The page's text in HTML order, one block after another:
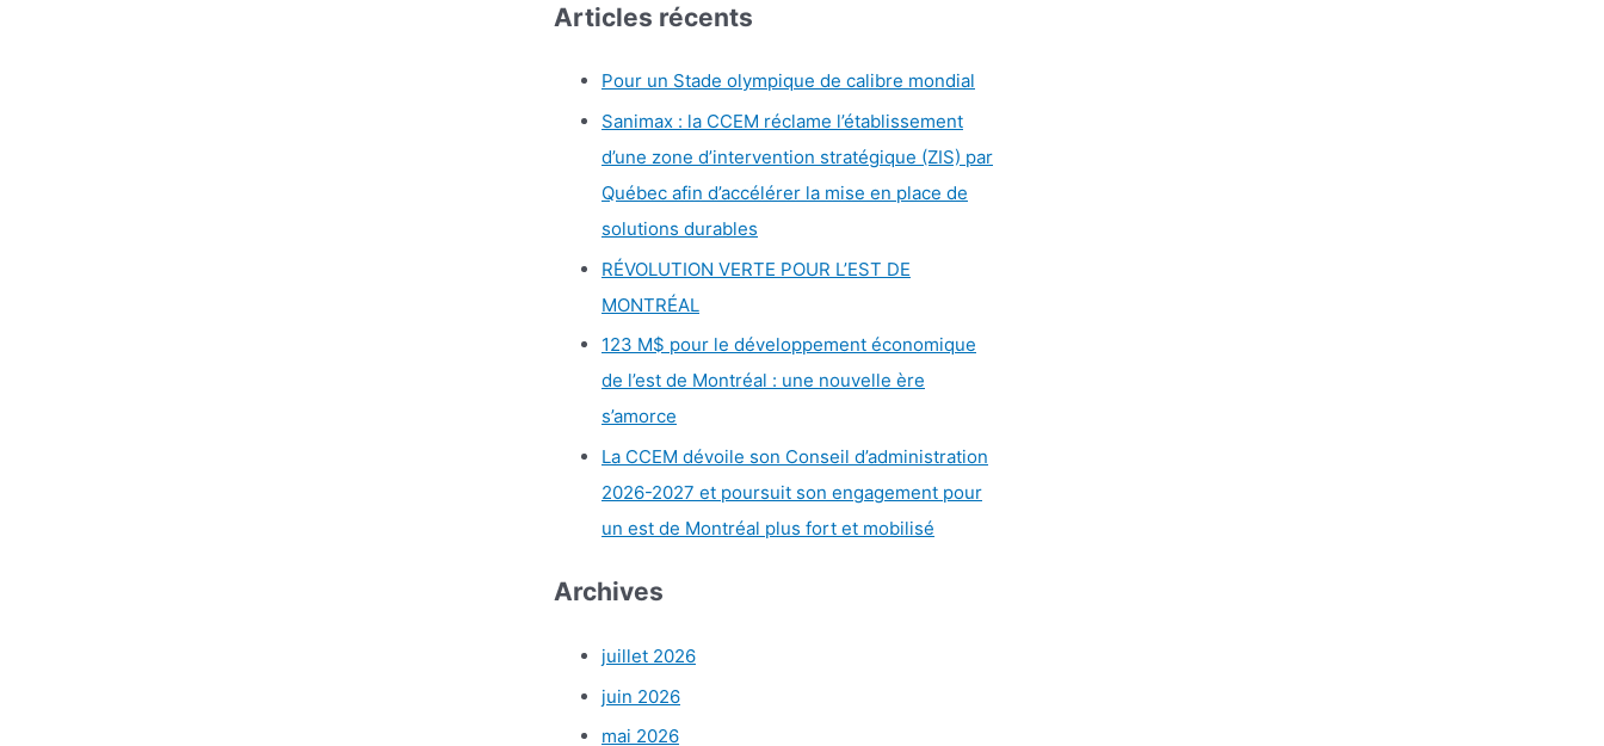
Articles récents
Pour un Stade olympique de calibre mondial
Sanimax : la CCEM réclame l’établissement
d’une zone d’intervention stratégique (ZIS) par
Québec afin d’accélérer la mise en place de
solutions durables
RÉVOLUTION VERTE POUR L’EST DE
MONTRÉAL
123 M$ pour le développement économique
de l’est de Montréal : une nouvelle ère
s’amorce
La CCEM dévoile son Conseil d’administration
2026-2027 et poursuit son engagement pour
un est de Montréal plus fort et mobilisé
Archives
juillet 2026
juin 2026
mai 2026